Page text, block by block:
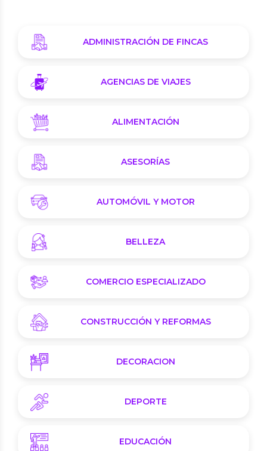
ADMINISTRACIÓN DE FINCAS
AGENCIAS DE VIAJES
ALIMENTACIÓN
ASESORÍAS
AUTOMÓVIL Y MOTOR
BELLEZA
COMERCIO ESPECIALIZADO
CONSTRUCCIÓN Y REFORMAS
DECORACION
DEPORTE
EDUCACIÓN